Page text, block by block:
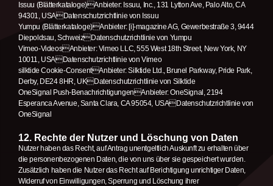
Issuu (Blätterkataloge)Anbieter: Issuu, Inc., 131 Lytton Ave, Palo Alto, CA
94301, USADatenschutzrichtlinie von Issuu
Yumpu (Blätterkataloge)Anbieter: [i]-magazine AG, Gewerbestraße 3, 9444
Diepoldsau, SchweizDatenschutzrichtlinie von Yumpu
Vimeo-VideosAnbieter: Vimeo LLC, 555 West 18th Street, New York, NY
10011, USADatenschutzrichtlinie von Vimeo
silktide Cookie-ConsentAnbieter: Silktide Ltd., Brunel Parkway, Pride Park,
Derby, DE24 8HR, UKDatenschutzrichtlinie von Silktide
OneSignal Push-BenachrichtigungenAnbieter: OneSignal, 2194
Esperanca Avenue, Santa Clara, CA 95054, USADatenschutzrichtlinie von
OneSignal
12. Rechte der Nutzer und Löschung von Daten
Nutzer haben das Recht, auf Antrag unentgeltlich Auskunft zu erhalten über
die personenbezogenen Daten, die von uns über sie gespeichert wurden.
Zusätzlich haben die Nutzer das Recht auf Berichtigung unrichtiger Daten,
Widerruf von Einwilligungen, Sperrung und Löschung ihrer